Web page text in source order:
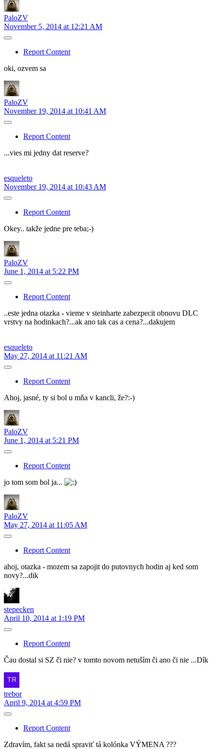
PaloZV
November 5, 2014 at 12:21 AM
Report Content
oki, ozvem sa
PaloZV
November 19, 2014 at 10:41 AM
Report Content
...vies mi jedny dat reserve?
esqueleto
November 19, 2014 at 10:43 AM
Report Content
Okey.. takže jedne pre teba;-)
PaloZV
June 1, 2014 at 5:22 PM
Report Content
..este jedna otazka - vieme v steinharte zabezpecit obnovu DLC
vrstvy na hodinkach?...ak ano tak cas a cena?...dakujem
esqueleto
May 27, 2014 at 11:21 AM
Report Content
Ahoj, jasné, ty si bol u mňa v kancli, že?:-)
PaloZV
June 1, 2014 at 5:21 PM
Report Content
jo tom som bol ja...
PaloZV
May 27, 2014 at 11:05 AM
Report Content
ahoj, otazka - mozem sa zapojit do putovnych hodin aj ked som
novy?...dik
stepecken
April 10, 2014 at 1:19 PM
Report Content
Čau dostal si SZ či nie? v tomto novom netuším či ano či nie ...Dík
trebor
April 9, 2014 at 4:59 PM
Report Content
Zdravím, fakt sa nedá spraviť tá kolónka VÝMENA ???